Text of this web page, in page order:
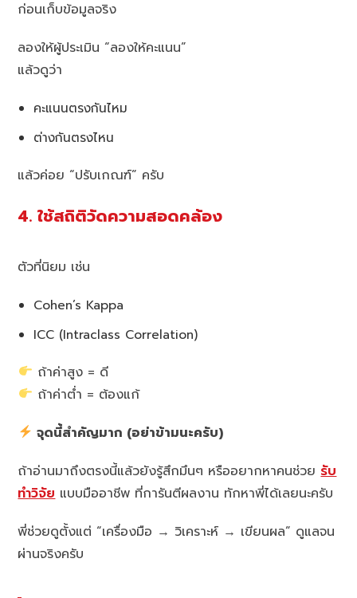
ก่อนเก็บข้อมูลจริง
ลองให้ผู้ประเมิน “ลองให้คะแนน”
แล้วดูว่า
คะแนนตรงกันไหม
ต่างกันตรงไหน
แล้วค่อย “ปรับเกณฑ์” ครับ
4. ใช้สถิติวัดความสอดคล้อง
ตัวที่นิยม เช่น
Cohen’s Kappa
ICC (Intraclass Correlation)
ถ้าค่าสูง = ดี
ถ้าค่าต่ำ = ต้องแก้
จุดนี้สำคัญมาก (อย่าข้ามนะครับ)
ถ้าอ่านมาถึงตรงนี้แล้วยังรู้สึกมึนๆ หรืออยากหาคนช่วย รับ
ทำวิจัย แบบมืออาชีพ ที่การันตีผลงาน ทักหาพี่ได้เลยนะครับ
พี่ช่วยดูตั้งแต่ “เครื่องมือ → วิเคราะห์ → เขียนผล” ดูแลจน
ผ่านจริงครับ